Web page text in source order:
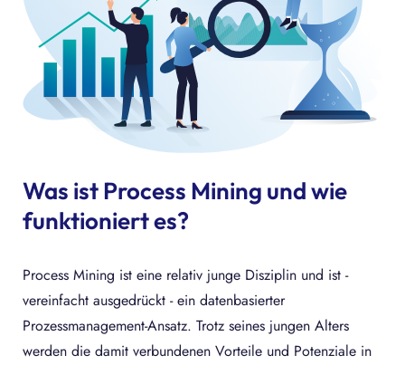
Was ist Process Mining und wie
funktioniert es?
Process Mining ist eine relativ junge Disziplin und ist -
vereinfacht ausgedrückt - ein datenbasierter
Prozessmanagement-Ansatz. Trotz seines jungen Alters
werden die damit verbundenen Vorteile und Potenziale in